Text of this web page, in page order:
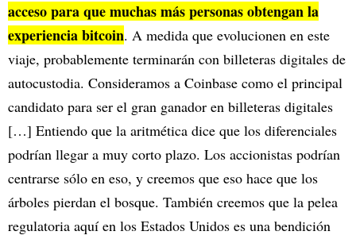
acceso para que muchas más personas obtengan la
experiencia bitcoin. A medida que evolucionen en este
viaje, probablemente terminarán con billeteras digitales de
autocustodia. Consideramos a Coinbase como el principal
candidato para ser el gran ganador en billeteras digitales
[…] Entiendo que la aritmética dice que los diferenciales
podrían llegar a muy corto plazo. Los accionistas podrían
centrarse sólo en eso, y creemos que eso hace que los
árboles pierdan el bosque. También creemos que la pelea
regulatoria aquí en los Estados Unidos es una bendición